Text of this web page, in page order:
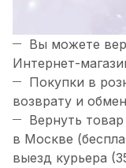
Вы можете
Интернет-
Покупки в
возврату и
Вернуть
в Москве
выезд курьера